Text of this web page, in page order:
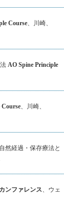
Course、川崎、
AO Spine Principle
、川崎、
然経過・保存療法と
ンファレンス、ウェ